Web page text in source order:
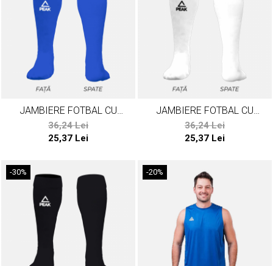
JAMBIERE FOTBAL CU
SOSETA PEAK ALBASTRU
36,24 Lei
25,37 Lei
JAMBIERE FOTBAL CU
SOSETA PEAK ALB
36,24 Lei
25,37 Lei
-30% -20%